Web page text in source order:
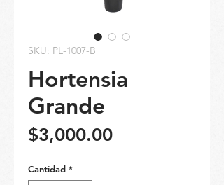
SKU: PL-1007-B
Hortensia
Grande
$3,000.00Precio
Cantidad *